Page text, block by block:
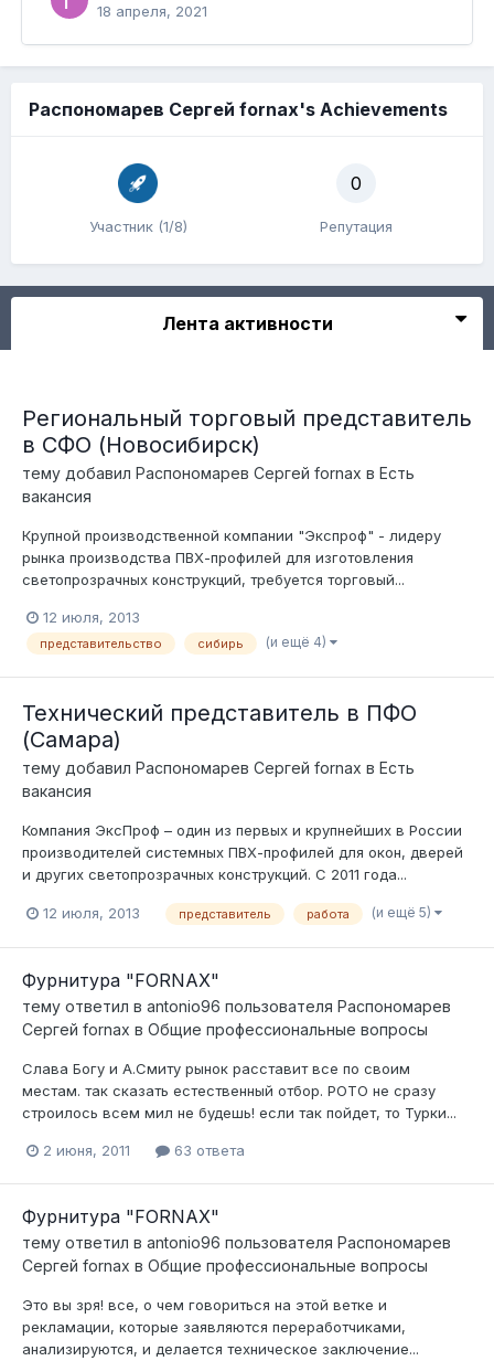
18 апреля, 2021
Распономарев Сергей fornax's Achievements
Участник (1/8)
0
Репутация
Лента активности
Региональный торговый представитель
в СФО (Новосибирск)
тему добавил Распономарев Сергей fornax в Есть
вакансия
Крупной производственной компании "Экспроф" - лидеру
рынка производства ПВХ-профилей для изготовления
светопрозрачных конструкций, требуется торговый...
12 июля, 2013
представительство сибирь (и ещё 4)
Технический представитель в ПФО
(Самара)
тему добавил Распономарев Сергей fornax в Есть
вакансия
Компания ЭксПроф – один из первых и крупнейших в России
производителей системных ПВХ-профилей для окон, дверей
и других светопрозрачных конструкций. С 2011 года...
12 июля, 2013 представитель работа (и ещё 5)
Фурнитура "FORNAX"
тему ответил в antonio96 пользователя Распономарев
Сергей fornax в Общие профессиональные вопросы
Слава Богу и А.Смиту рынок расставит все по своим
местам. так сказать естественный отбор. РОТО не сразу
строилось всем мил не будешь! если так пойдет, то Турки...
2 июня, 2011 63 ответа
Фурнитура "FORNAX"
тему ответил в antonio96 пользователя Распономарев
Сергей fornax в Общие профессиональные вопросы
Это вы зря! все, о чем говориться на этой ветке и
рекламации, которые заявляются переработчиками,
анализируются, и делается техническое заключение...